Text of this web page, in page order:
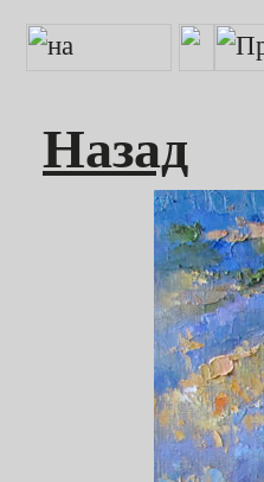
Назад